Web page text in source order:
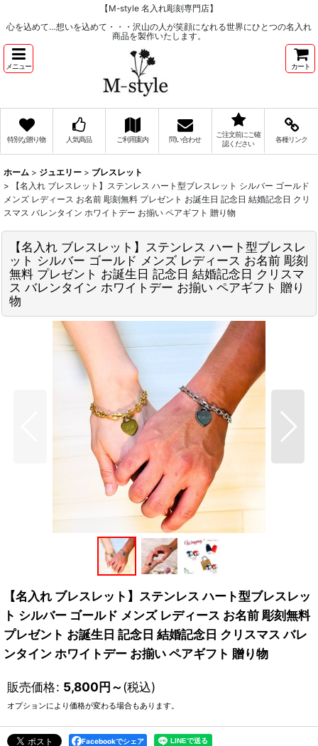
【M-style 名入れ彫刻専門店】
心を込めて…想いを込めて・・・沢山の人が笑顔になれる世界にひとつの名入れ
商品を製作いたします。
メニュー カート
特別な贈り物 人気商品 ご利用案内 問い合わせ
ご注文前にご確
認ください
各種リンク
ホーム > ジュエリー > ブレスレット
>
【名入れ ブレスレット】ステンレス ハート型ブレスレット シルバー ゴールド
メンズ レディース お名前 彫刻無料 プレゼント お誕生日 記念日 結婚記念日 クリ
スマス バレンタイン ホワイトデー お揃い ペアギフト 贈り物
【名入れ ブレスレット】ステンレス ハート型ブレスレ
ット シルバー ゴールド メンズ レディース お名前 彫刻
無料 プレゼント お誕生日 記念日 結婚記念日 クリスマ
ス バレンタイン ホワイトデー お揃い ペアギフト 贈り
物
【名入れ ブレスレット】ステンレス ハート型ブレスレッ
ト シルバー ゴールド メンズ レディース お名前 彫刻無料
プレゼント お誕生日 記念日 結婚記念日 クリスマス バレ
ンタイン ホワイトデー お揃い ペアギフト 贈り物
販売価格: 5,800円～(税込)
オプションにより価格が変わる場合もあります。
Facebookでシェア